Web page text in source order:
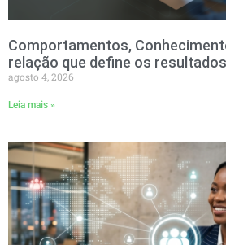
Comportamentos,
relação que define os
agosto 4, 2026
Leia mais »